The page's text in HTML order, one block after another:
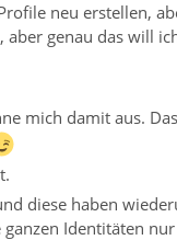
neu erstellen,
genau das will
mich damit aus.
diese haben
Identitäten